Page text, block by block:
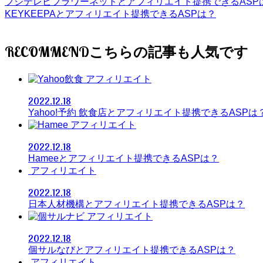
KEYKEEPAとアフィリエイト提携できるASPは？
RECOMMEND
アフィリエイト
2022.12.18
Yahoo!予約 飲食店とアフィリエイト提携できるASPは
アフィリエイト
2022.12.18
Hameeとアフィリエイト提携できるASPは？
アフィリエイト
2022.12.18
日本人材機構とアフィリエイト提携できるASPは？
アフィリエイト
2022.12.18
個サルなびとアフィリエイト提携できるASPは？